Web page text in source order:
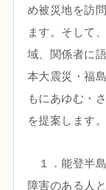
め被災地を訪
ます。そして
域、関係者に
本大震災・福
もにあゆむ・
を提案します。
１．能登半島
障害のある人